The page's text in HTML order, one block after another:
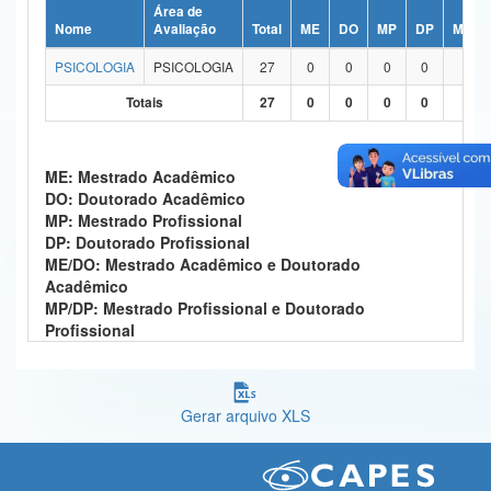
Ministério da Ciência, Tecnologia, Inovações e Comunicações
Ministério do Meio Ambiente
Controladoria-Geral da União
Ministério da Mulher, da Família e dos Direitos Humanos
Secretaria-Geral
Secretaria de Governo
Nome
Área de
Avaliação
Total ME DO MP DP
ME/
PSICOLOGIA
PSICOLOGIA 27 0 0 0 0
Totais
27 0 0 0 0
ME: Mestrado Acadêmico
DO: Doutorado Acadêmico
MP: Mestrado Profissional
DP: Doutorado Profissional
ME/DO: Mestrado Acadêmico e Doutorado
Acadêmico
MP/DP: Mestrado Profissional e Doutorado
Profissional
Gerar arquivo XLS